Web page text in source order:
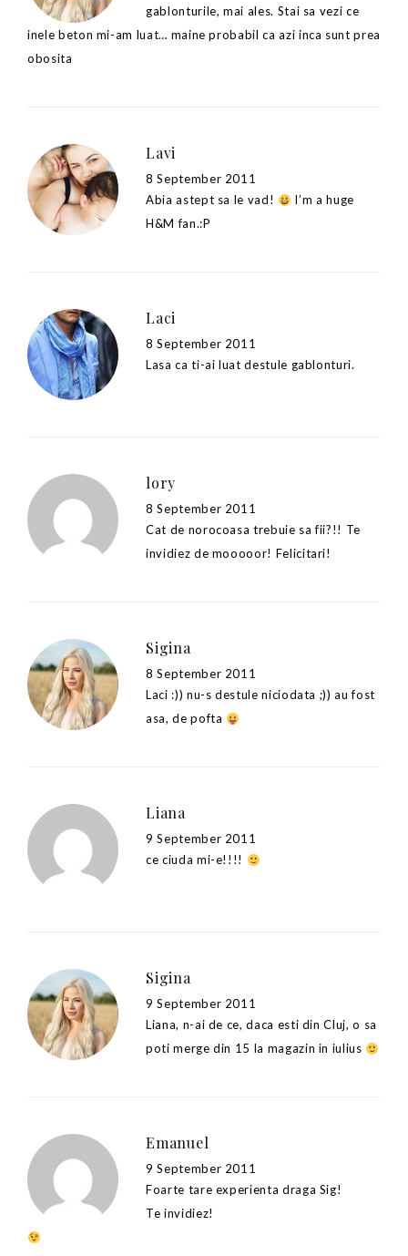
gablonturile, mai ales. Stai sa vezi ce
inele beton mi-am luat… maine probabil ca azi inca sunt prea
obosita
Lavi
8 September 2011
Abia astept sa le vad!
I’m a huge
H&M fan.:P
Laci
8 September 2011
Lasa ca ti-ai luat destule gablonturi.
lory
8 September 2011
Cat de norocoasa trebuie sa fii?!! Te
invidiez de mooooor! Felicitari!
Sigina
8 September 2011
Laci :)) nu-s destule niciodata ;)) au fost
asa, de pofta
Liana
9 September 2011
ce ciuda mi-e!!!!
Sigina
9 September 2011
Liana, n-ai de ce, daca esti din Cluj, o sa
poti merge din 15 la magazin in iulius
Emanuel
9 September 2011
Foarte tare experienta draga Sig!
Te invidiez!